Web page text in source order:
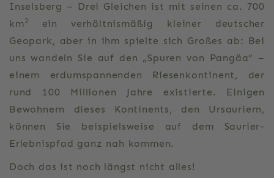
Inselsberg – Drei Gleichen ist mit seinen ca. 700
km2
ein verhältnismäßig kleiner deutscher
Geopark, aber in ihm spielte sich Großes ab: Bei
uns wandeln Sie auf den „Spuren von Pangäa“ –
einem erdumspannenden Riesenkontinent, der
rund 100 Millionen Jahre existierte. Einigen
Bewohnern dieses Kontinents, den Ursauriern,
können Sie beispielsweise auf dem Saurier-
Erlebnispfad ganz nah kommen.
Doch das ist noch längst nicht alles!